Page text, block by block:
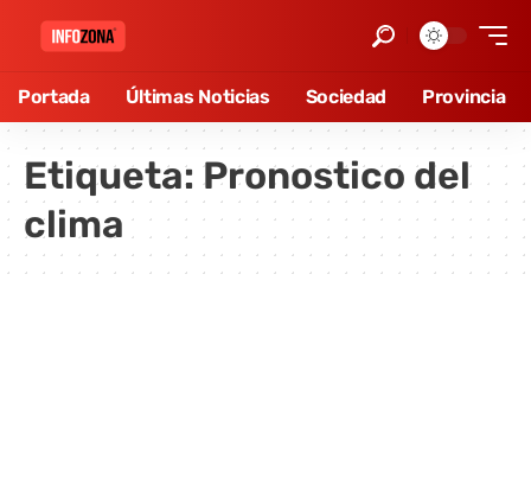
Portada Últimas Noticias Sociedad Provincia
Etiqueta: Pronostico del
clima